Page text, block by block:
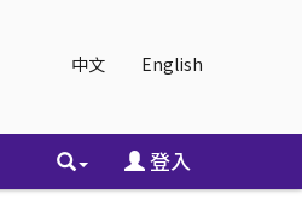
中文 English
登入